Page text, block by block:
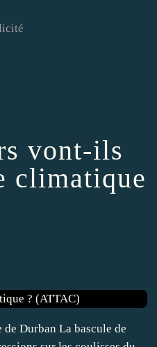
vont-ils
climatique
Durban La bascule de